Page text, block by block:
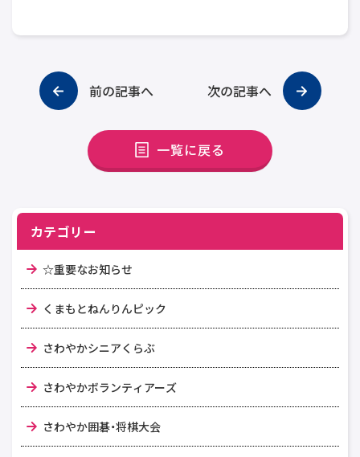
前の記事へ 次の記事へ
一覧に戻る
カテゴリー
☆重要なお知らせ
くまもとねんりんピック
さわやかシニアくらぶ
さわやかボランティアーズ
さわやか囲碁・将棋大会